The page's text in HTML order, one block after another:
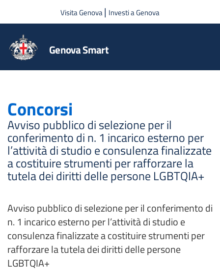
Salta al contenuto principale
Visita Genova| Investi a Genova
Genova Smart
Concorsi
Avviso pubblico di selezione per il
conferimento di n. 1 incarico esterno per
l’attività di studio e consulenza finalizzate
a costituire strumenti per rafforzare la
tutela dei diritti delle persone LGBTQIA+
Avviso pubblico di selezione per il conferimento di
n. 1 incarico esterno per l’attività di studio e
consulenza finalizzate a costituire strumenti per
rafforzare la tutela dei diritti delle persone
LGBTQIA+